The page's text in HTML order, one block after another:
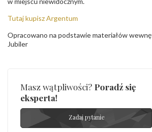
Tutaj kupisz Argentum
Opracowano na podstawie materiałów
Jubiler
Masz wątpliwości? Poradź się
eksperta!
Zadaj pytanie